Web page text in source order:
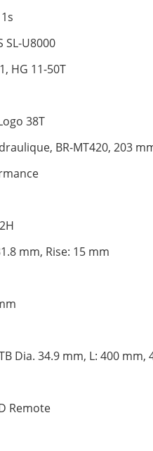
SL-U8000
HG 11-50T
38T
BR-MT420, 203
mm, Rise: 15 mm
Dia. 34.9 mm, L: 400 mm,
Remote